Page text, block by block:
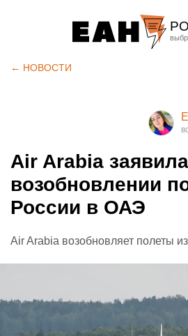
← НОВОСТИ
Air Arabia
возобновлении
России в ОАЭ
Air Arabia возобновляет полеты